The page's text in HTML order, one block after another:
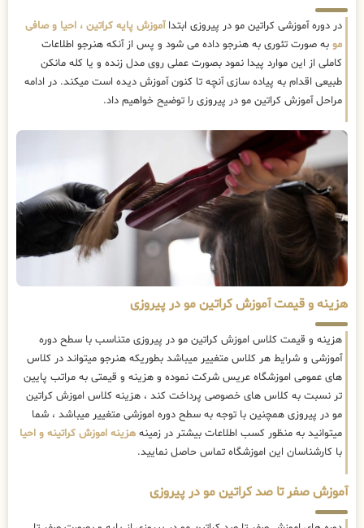
در دوره آموزشی کراتین مو در پیروزی ابتداآموزش پایه کراتین ، احیا و صافی
مو به صورت تئوری به هنرجو داده می شود و پس از آنکه هنرجو اطلاعات
کاملی از این موارد پیدا نمود بصورت عملی روی مدل زنده و یا کله مانکن
طبیعی اقدام به پیاده سازی آنچه تا کنون آموزش دیده است میکند. در ادامه
مراحل آموزش کراتین مو در پیروزی را توضیح خواهیم داد.
هزینه و قیمت آموزش کراتین مو در پیروزی
هزینه و قیمت کلاس اموزش کراتین مو در پیروزی متناسب با سطح دوره
آموزشی و شرایط هر کلاس متغییر میباشد بطوریکه هنرجو میتواند در کلاس
های عمومی اموزشگاه عریس شرکت نموده و هزینه و قیمتی به مراتب پایین
تر نسبت به کلاس های خصوصی پرداخت کند ، هزینه کلاس اموزش کراتین
مو در پیروزی همچنین با توجه به سطح دوره اموزشی متغییر میباشد ، شما
میتوانید به منظور کسب اطلاعات بیشتر در زمینه هزینه اموزش کراتینه و احیا
با کارشناسان این اموزشگاه تماس حاصل نمایید.
آموزش صفر تا صد کراتین مو در پیروزی